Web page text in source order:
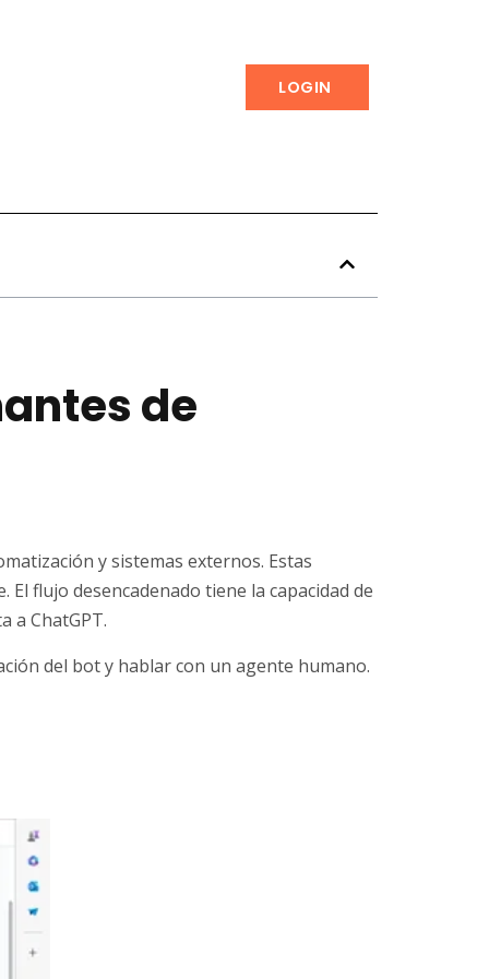
LOGIN
de
y sistemas externos. Estas
flujo desencadenado tiene la capacidad de
a ChatGPT.
del bot y hablar con un agente humano.